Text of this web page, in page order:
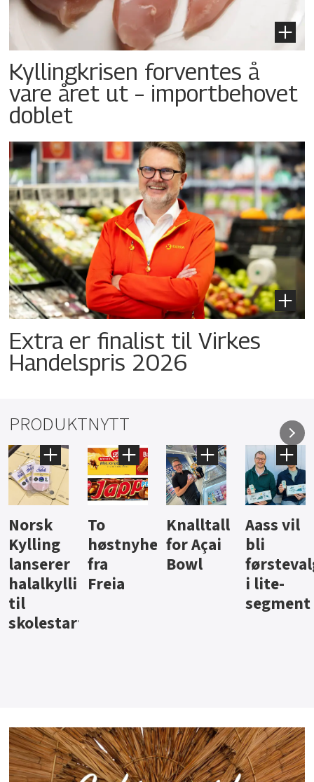
Kyllingkrisen forventes å
vare året ut – importbehovet
doblet
Extra er finalist til Virkes
Handelspris 2026
PRODUKTNYTT
Knalltall
for Açai
Bowl
Aass vil
bli
førstevalg
i lite-
Brus og
jus fra
Berentsen
Hard
iste fra
Hansa